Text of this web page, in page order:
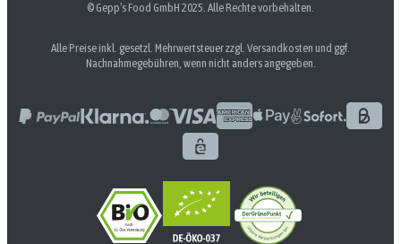
© Gepp’s Food GmbH 2025. Alle Rechte vorbehalten.
Alle Preise inkl. gesetzl. Mehrwertsteuer zzgl. Versandkosten und ggf.
Nachnahmegebühren, wenn nicht anders angegeben.